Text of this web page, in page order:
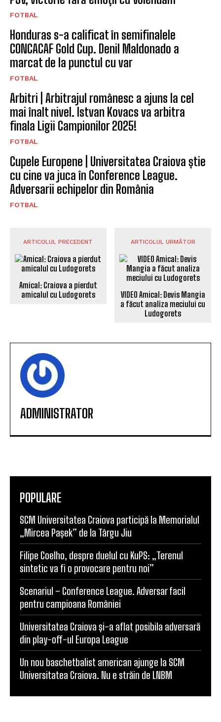
FOTBAL
Honduras s-a calificat în semifinalele
CONCACAF Gold Cup. Denil Maldonado a
marcat de la punctul cu var
FOTBAL
Arbitri | Arbitrajul românesc a ajuns la cel
mai înalt nivel. Istvan Kovacs va arbitra
finala Ligii Campionilor 2025!
FOTBAL
Cupele Europene | Universitatea Craiova știe
cu cine va juca în Conference League.
Adversarii echipelor din România
FOTBAL
ARTICOLUL PRECEDENT
Amical: Craiova a pierdut
amicalul cu Ludogorets
ARTICOLUL URMĂTOR
VIDEO Amical: Devis Mangia
a făcut analiza meciului cu
Ludogorets
ADMINISTRATOR
POPULARE
SCM Universitatea Craiova participă la Memorialul
„Mircea Pașek” de la Târgu Jiu
Filipe Coelho, despre duelul cu KuPS: „Terenul
sintetic va fi o provocare pentru noi”
Scenariul – Conference League. Adversar facil
pentru campioana României
Universitatea Craiova și-a aflat posibila adversară
din play-off-ul Europa League
Un nou baschetbalist american ajunge la SCM
Universitatea Craiova. Nu e străin de LNBM